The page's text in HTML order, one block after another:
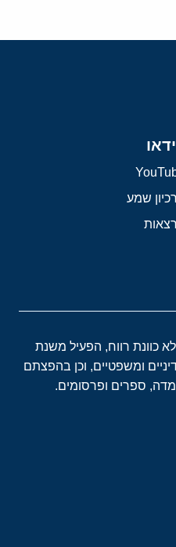
שמע
כוונת רווח, הפעיל משנת
ומשפטיים, וכן בהפצתם
ספרים ופרסומים.